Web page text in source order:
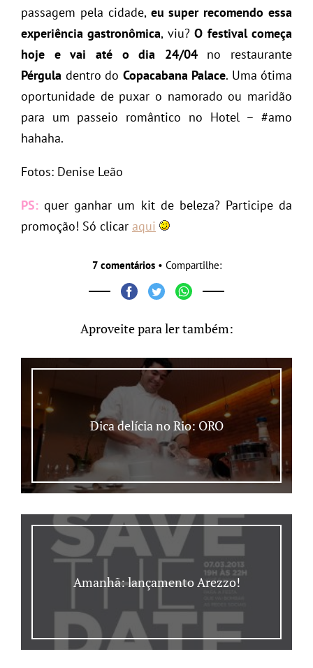
passagem pela cidade, eu super recomendo essa
experiência gastronômica, viu?O festival começa
hoje e vai até o dia 24/04no restaurante
Pérgula dentro do Copacabana Palace. Uma ótima
oportunidade de puxar o namorado ou maridão
para um passeio romântico no Hotel – #amo
hahaha.
Fotos: Denise Leão
PS: quer ganhar um kit de beleza? Participe da
promoção! Só clicar aqui
7 comentários• Compartilhe:
Aproveite para ler também:
Dica delícia no Rio: ORO
Amanhã: lançamento Arezzo!